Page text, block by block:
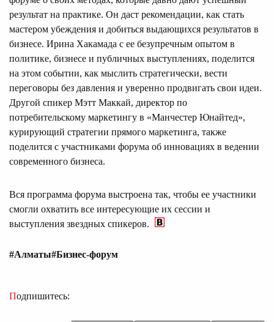
результат на практике. Он даст рекомендации, как стать
мастером убеждения и добиться выдающихся результатов в
бизнесе. Ирина Хакамада с ее безупречным опытом в
политике, бизнесе и публичных выступлениях, поделится
на этом событии, как мыслить стратегически, вести
переговоры без давления и уверенно продвигать свои идеи.
Другой спикер Мэтт Маккай, директор по
потребительскому маркетингу в «Манчестер Юнайтед»,
курирующий стратегии прямого маркетинга, также
поделится с участниками форума об инновациях в ведении
современного бизнеса.
Вся программа форума выстроена так, чтобы ее участники
смогли охватить все интересующие их сессии и
выступления звездных спикеров.
#Алматы#Бизнес-форум
Подпишитесь: